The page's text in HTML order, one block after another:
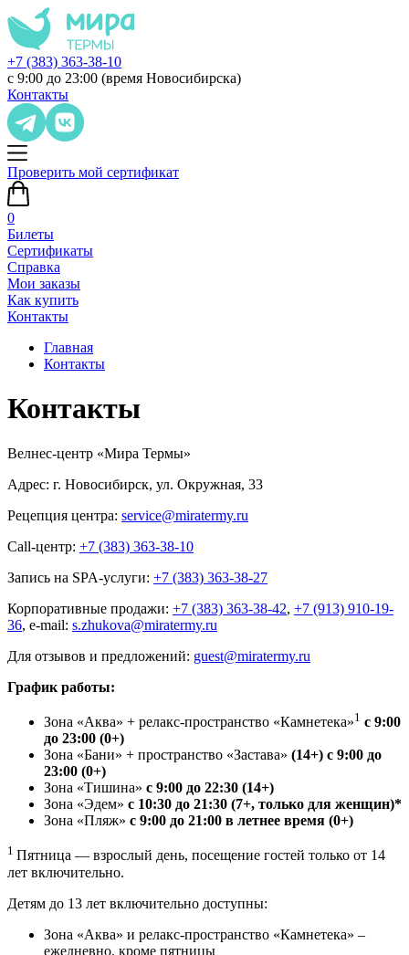
+7 (383) 363-38-10
с 9:00 до 23:00 (время Новосибирска)
Контакты
Проверить мой сертификат
0
Билеты
Сертификаты
Справка
Мои заказы
Как купить
Контакты
Главная
Контакты
Контакты
Велнес-центр «Мира Термы»
Адрес: г. Новосибирск, ул. Окружная, 33
Рецепция центра: service@miratermy.ru
Call-центр: +7 (383) 363-38-10
Запись на SPA-услуги: +7 (383) 363-38-27
Корпоративные продажи: +7 (383) 363-38-42, +7 (913) 910-19-
36, e-mail: s.zhukova@miratermy.ru
Для отзывов и предложений: guest@miratermy.ru
График работы:
Зона «Аква» + релакс-пространство «Камнетека»1 с 9:00
до 23:00 (0+)
Зона «Бани» + пространство «Застава» (14+) с 9:00 до
23:00 (0+)
Зона «Тишина» с 9:00 до 22:30 (14+)
Зона «Эдем» с 10:30 до 21:30 (7+, только для женщин)*
Зона «Пляж» с 9:00 до 21:00 в летнее время (0+)
1 Пятница — взрослый день, посещение гостей только от 14
лет включительно.
Детям до 13 лет включительно доступны:
Зона «Аква» и релакс-пространство «Камнетека» –
ежедневно, кроме пятницы